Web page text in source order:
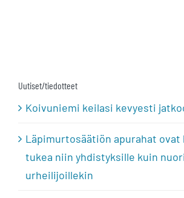
Uutiset/tiedotteet
Koivuniemi keilasi kevyesti
Läpimurtosäätiön apurahat ovat
tukea niin yhdistyksille kuin
urheilijoillekin